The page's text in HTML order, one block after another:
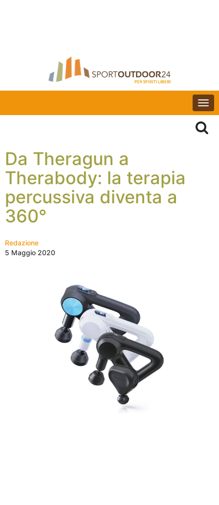
Da Theragun a
Therabody: la terapia
percussiva diventa a
360°
Redazione
5 Maggio 2020